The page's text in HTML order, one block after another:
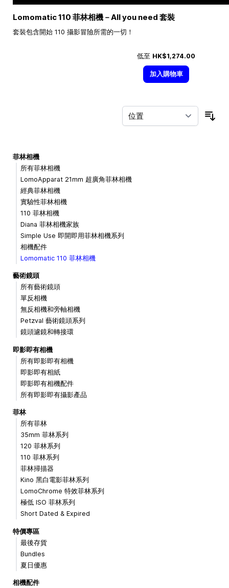
Lomomatic 110 菲林相機－All you need 套裝
套裝包含開始 110 攝影冒險所需的一切！
低至 HK$1,274.00
加入購物車
菲林相機
所有菲林相機
LomoApparat 21mm 超廣角菲林相機
經典菲林相機
實驗性菲林相機
110 菲林相機
Diana 菲林相機家族
Simple Use 即開即用菲林相機系列
相機配件
Lomomatic 110 菲林相機
藝術鏡頭
所有藝術鏡頭
單反相機
無反相機和旁軸相機
Petzval 藝術鏡頭系列
鏡頭濾鏡和轉接環
即影即有相機
所有即影即有相機
即影即有相紙
即影即有相機配件
所有即影即有攝影產品
菲林
所有菲林
35mm 菲林系列
120 菲林系列
110 菲林系列
菲林掃描器
Kino 黑白電影菲林系列
LomoChrome 特效菲林系列
極低 ISO 菲林系列
Short Dated & Expired
特價專區
最後存貨
Bundles
夏日優惠
相機配件